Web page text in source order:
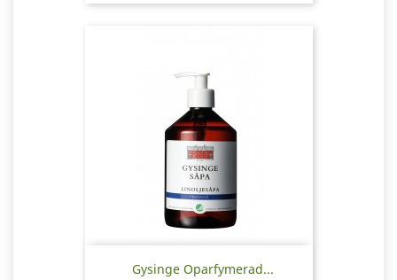
Gysinge Oparfymerad...